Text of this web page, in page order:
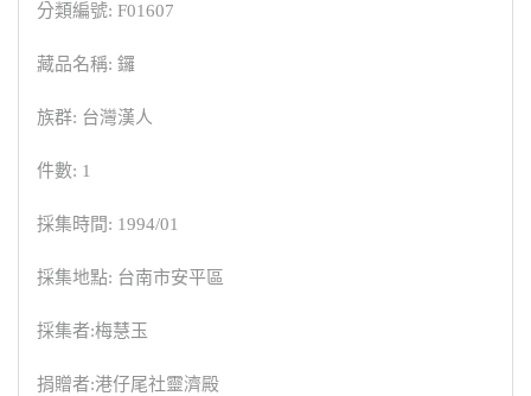
分類編號: F01607
藏品名稱: 鑼
族群: 台灣漢人
件數: 1
採集時間: 1994/01
採集地點: 台南市安平區
採集者:梅慧玉
捐贈者:港仔尾社靈濟殿